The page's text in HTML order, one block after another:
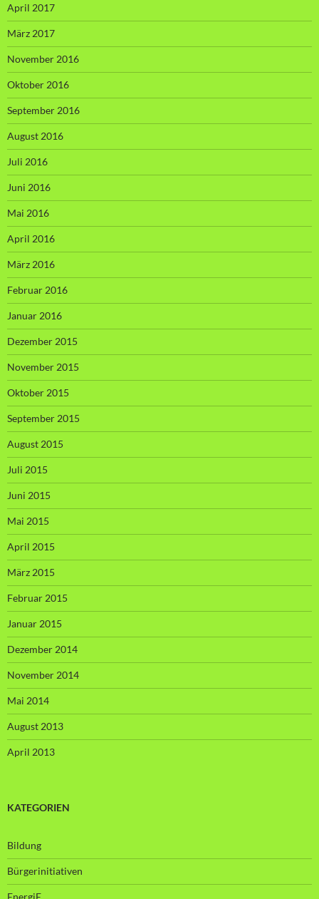
April 2017
März 2017
November 2016
Oktober 2016
September 2016
August 2016
Juli 2016
Juni 2016
Mai 2016
April 2016
März 2016
Februar 2016
Januar 2016
Dezember 2015
November 2015
Oktober 2015
September 2015
August 2015
Juli 2015
Juni 2015
Mai 2015
April 2015
März 2015
Februar 2015
Januar 2015
Dezember 2014
November 2014
Mai 2014
August 2013
April 2013
KATEGORIEN
Bildung
Bürgerinitiativen
EnergiE